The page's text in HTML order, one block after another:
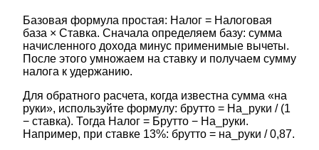
Базовая формула простая: Налог = Налоговая
база × Ставка. Сначала определяем базу: сумма
начисленного дохода минус применимые вычеты.
После этого умножаем на ставку и получаем сумму
налога к удержанию.
Для обратного расчета, когда известна сумма «на
руки», используйте формулу: брутто = На_руки / (1
− ставка). Тогда Налог = Брутто − На_руки.
Например, при ставке 13%: брутто = на_руки / 0,87.